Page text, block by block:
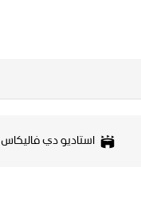
استاديو دي فاليكاس